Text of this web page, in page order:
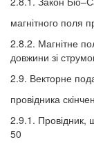
магнітного поля
2.8.2. Магнітне
довжини зі
2.9. Векторне
провідника
2.9.1. Провідник,
50